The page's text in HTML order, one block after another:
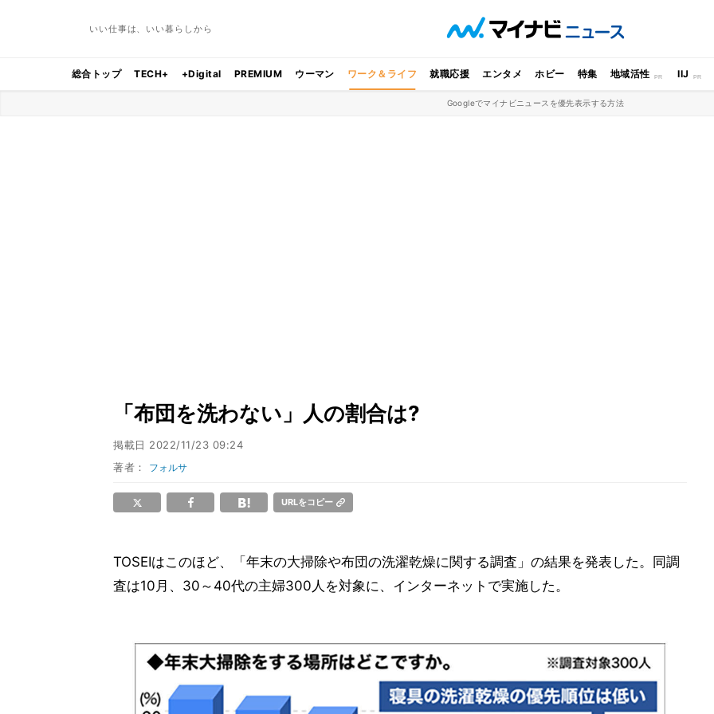
いい仕事は、いい暮らしから
総合トップ TECH+ +Digital PREMIUM ウーマン ワーク＆ライフ 就職応援 エンタメ ホビー 特集 地域活性 IIJ
Googleでマイナビニュースを優先表示する方法
「布団を洗わない」人の割合は?
掲載日 2022/11/23 09:24
著者： フォルサ
URLをコピー
TOSEIはこのほど、「年末の大掃除や布団の洗濯乾燥に関する調査」の結果を発表した。同調
査は10月、30～40代の主婦300人を対象に、インターネットで実施した。